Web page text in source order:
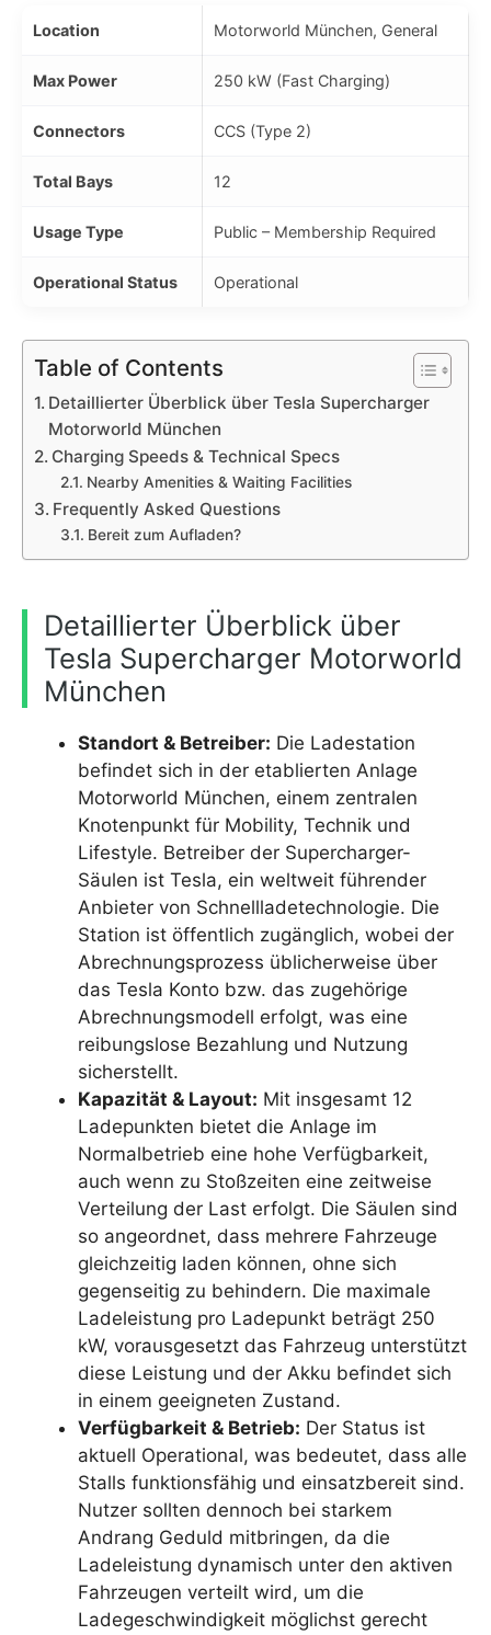
Location Motorworld München, General
Max Power 250 kW (Fast Charging)
Connectors CCS (Type 2)
Total Bays 12
Usage Type Public – Membership Required
Operational Status Operational
Table of Contents
Detaillierter Überblick über Tesla Supercharger
Motorworld München
Charging Speeds & Technical Specs
Nearby Amenities & Waiting Facilities
Frequently Asked Questions
Bereit zum Aufladen?
Detaillierter Überblick über
Tesla Supercharger Motorworld
München
Standort & Betreiber: Die Ladestation
befindet sich in der etablierten Anlage
Motorworld München, einem zentralen
Knotenpunkt für Mobility, Technik und
Lifestyle. Betreiber der Supercharger-
Säulen ist Tesla, ein weltweit führender
Anbieter von Schnellladetechnologie. Die
Station ist öffentlich zugänglich, wobei der
Abrechnungsprozess üblicherweise über
das Tesla Konto bzw. das zugehörige
Abrechnungsmodell erfolgt, was eine
reibungslose Bezahlung und Nutzung
sicherstellt.
Kapazität & Layout: Mit insgesamt 12
Ladepunkten bietet die Anlage im
Normalbetrieb eine hohe Verfügbarkeit,
auch wenn zu Stoßzeiten eine zeitweise
Verteilung der Last erfolgt. Die Säulen sind
so angeordnet, dass mehrere Fahrzeuge
gleichzeitig laden können, ohne sich
gegenseitig zu behindern. Die maximale
Ladeleistung pro Ladepunkt beträgt 250
kW, vorausgesetzt das Fahrzeug unterstützt
diese Leistung und der Akku befindet sich
in einem geeigneten Zustand.
Verfügbarkeit & Betrieb: Der Status ist
aktuell Operational, was bedeutet, dass alle
Stalls funktionsfähig und einsatzbereit sind.
Nutzer sollten dennoch bei starkem
Andrang Geduld mitbringen, da die
Ladeleistung dynamisch unter den aktiven
Fahrzeugen verteilt wird, um die
Ladegeschwindigkeit möglichst gerecht